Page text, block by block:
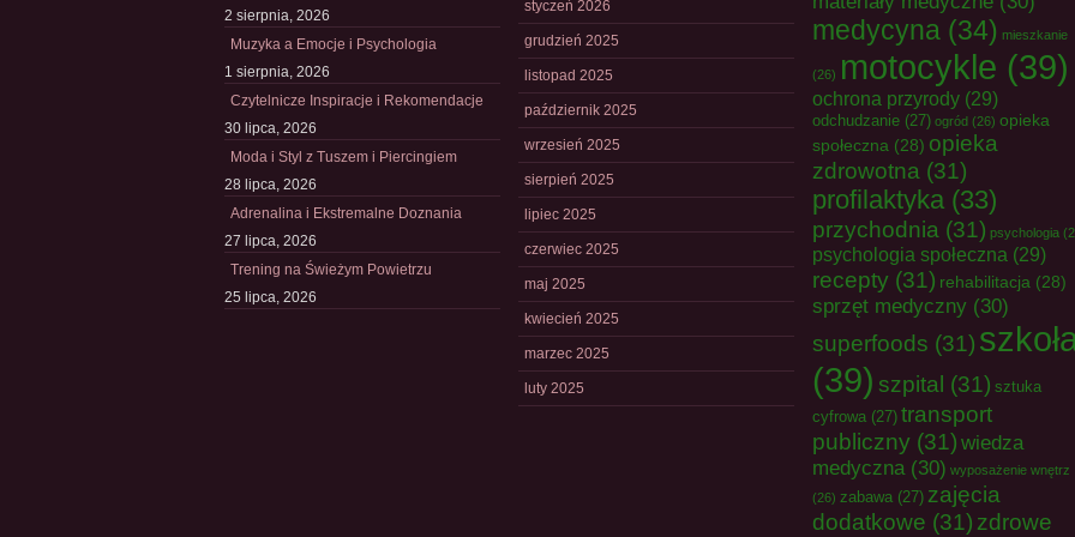
2 sierpnia, 2026
Muzyka a Emocje i Psychologia
1 sierpnia, 2026
Czytelnicze Inspiracje i Rekomendacje
30 lipca, 2026
Moda i Styl z Tuszem i Piercingiem
28 lipca, 2026
Adrenalina i Ekstremalne Doznania
27 lipca, 2026
Trening na Świeżym Powietrzu
25 lipca, 2026
styczeń 2026
grudzień 2025
listopad 2025
październik 2025
wrzesień 2025
sierpień 2025
lipiec 2025
czerwiec 2025
maj 2025
kwiecień 2025
marzec 2025
luty 2025
medycyna (34) mieszkanie
(26) motocykle (39)
ochrona przyrody (29)
odchudzanie (27) ogród (26) opieka
społeczna (28) opieka
zdrowotna (31)
profilaktyka (33)
przychodnia (31) psychologia
psychologia społeczna (29)
recepty (31) rehabilitacja (28)
sprzęt medyczny (30)
superfoods (31)
(39) szpital (31) sztuka
cyfrowa (27) transport
publiczny (31) wiedza
medyczna(30) wyposażenie wnętrz
(26) zabawa (27) zajęcia
dodatkowe (31) zdrowe